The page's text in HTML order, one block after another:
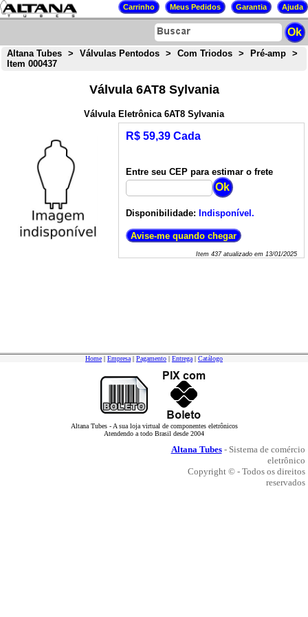
Altana Tubes > Válvulas Pentodos > Com Triodos > Pré-amp
>
Item 000437
Válvula 6AT8 Sylvania
Válvula Eletrônica 6AT8 Sylvania
R$ 59,39 Cada
Entre seu CEP para estimar o frete
Disponibilidade: Indisponível.
Item 437atualizado em 13/01/2025
Home | Empresa | Pagamento | Entrega | Catálogo
Altana Tubes - A sua loja virtual de componentes eletrônicos
Atendendo a todo Brasil desde 2004
Altana Tubes- Sistema de comércio
eletrônico
Copyright © - Todos os direitos
reservados